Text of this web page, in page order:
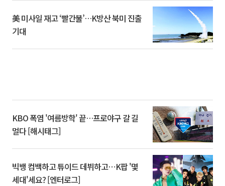
美 미사일 재고 ‘빨간불’…K방산 북미 진출
기대
KBO 폭염 '여름방학' 끝…프로야구 갈 길
멀다 [해시태그]
빅뱅 컴백하고 튜이드 데뷔하고⋯K팝 '몇
세대'세요? [엔터로그]